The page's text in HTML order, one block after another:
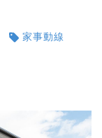
家事動線